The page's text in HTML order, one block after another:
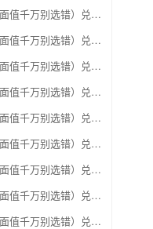
移动充值卡（面值千万别选错）兑换中粮我买网礼品卡
移动充值卡（面值千万别选错）兑换当当礼品卡
移动充值卡（面值千万别选错）兑换国美红券
移动充值卡（面值千万别选错）兑换盛付通卡
移动充值卡（面值千万别选错）兑换付费通
移动充值卡（面值千万别选错）兑换得仕通卡
移动充值卡（面值千万别选错）兑换便利通卡
移动充值卡（面值千万别选错）兑换同程旅游卡
移动充值卡（面值千万别选错）兑换万能消费卡